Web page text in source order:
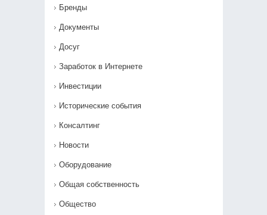
Бренды
Документы
Досуг
Заработок в Интернете
Инвестиции
Исторические события
Консалтинг
Новости
Оборудование
Общая собственность
Общество